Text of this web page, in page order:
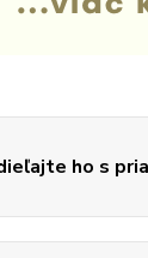
ho s